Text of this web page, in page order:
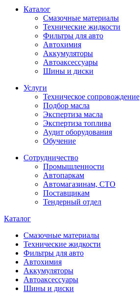
Каталог
Смазочные материалы
Технические жидкости
Фильтры для авто
Автохимия
Аккумуляторы
Автоаксессуары
Шины и диски
Услуги
Техническое сопровождение
Подбор масла
Экспертиза масла
Экспертиза топлива
Аудит оборудования
Обучение
Сотрудничество
Промышленности
Автопаркам
Автомагазинам, СТО
Поставщикам
Тендерный отдел
Каталог
Смазочные материалы
Технические жидкости
Фильтры для авто
Автохимия
Аккумуляторы
Автоаксессуары
Шины и диски